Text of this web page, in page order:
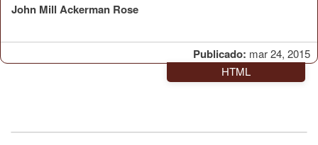
Publicado: mar 24, 2015
John Mill Ackerman Rose
HTML